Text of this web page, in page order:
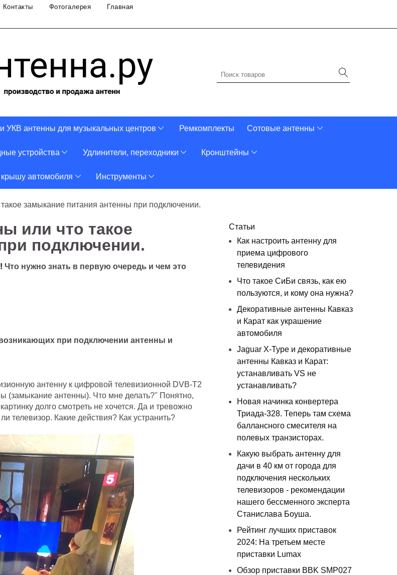
Контакты Фотогалерея
Главная
УКВ антенны для музыкальных центров Ремкомплекты Сотовые антенны
устройства Удлинители, переходники Кронштейны
автомобиля Инструменты
замыкание питания антенны при подключении.
или что такое
подключении.
Что нужно знать в первую очередь и чем это
при подключении антенны и
антенну к цифровой телевизионной DVB-T2
(замыкание антенны). Что мне делать?" Понятно,
долго смотреть не хочется. Да и тревожно
телевизор. Какие действия? Как устранить?
Статьи
Как настроить антенну для
приема цифрового
телевидения
Что такое СиБи связь, как ею
пользуются, и кому она нужна?
Декоративные антенны Кавказ
и Карат как украшение
автомобиля
Jaguar X-Type и декоративные
антенны Кавказ и Карат:
устанавливать VS не
устанавливать?
Новая начинка конвертера
Триада-328. Теперь там схема
баллансного смесителя на
полевых транзисторах.
Какую выбрать антенну для
дачи в 40 км от города для
подключения нескольких
телевизоров - рекомендации
нашего бессменного эксперта
Станислава Боуша.
Рейтинг лучших приставок
2024: На третьем месте
приставки Lumax
Обзор приставки BBK SMP027